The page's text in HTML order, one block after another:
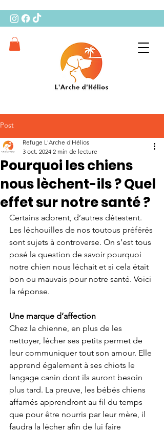
Post
Pourquoi les chiens
nous lèchent-ils ? Quel
effet sur notre santé ?
Refuge L'Arche d'Hélios
3 oct. 2024 2 min de lecture
Certains adorent, d’autres détestent.
Les léchouilles de nos toutous préférés
sont sujets à controverse. On s’est tous
posé la question de savoir pourquoi
notre chien nous léchait et si cela était
bon ou mauvais pour notre santé. Voici
la réponse.
Une marque d’affection
Chez la chienne, en plus de les
nettoyer, lécher ses petits permet de
leur communiquer tout son amour. Elle
apprend également à ses chiots le
langage canin dont ils auront besoin
plus tard. La preuve, les bébés chiens
affamés apprendront au fil du temps
que pour être nourris par leur mère, il
faudra la lécher afin de lui faire